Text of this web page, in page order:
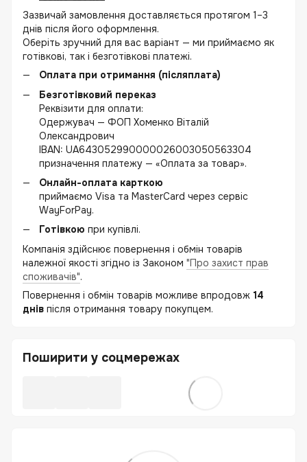
Зазвичай замовлення доставляється протягом 1–3
днів після його оформлення.
Оберіть зручний для вас варіант — ми приймаємо як
готівкові, так і безготівкові платежі.
Оплата при отримання (післяплата)
Безготівковий переказ
Реквізити для оплати:
Одержувач — ФОП Хоменко Віталій
Олександрович
IBAN: UA643052990000026003050563304
призначення платежу — «Оплата за товар».
Онлайн-оплата карткою
приймаємо Visa та MasterCard через сервіс
WayForPay.
Готівкою при купівлі.
Компанія здійснює повернення і обмін товарів
належної якості згідно із Законом "Про захист прав
споживачів".
Повернення і обмін товарів можливе впродовж 14
днів після отримання товару покупцем.
Поширити у соцмережах